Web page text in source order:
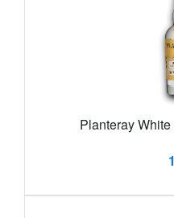
Planteray